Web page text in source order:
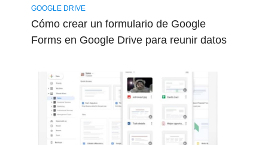
GOOGLE DRIVE
Cómo crear un formulario de Google
Forms en Google Drive para reunir datos